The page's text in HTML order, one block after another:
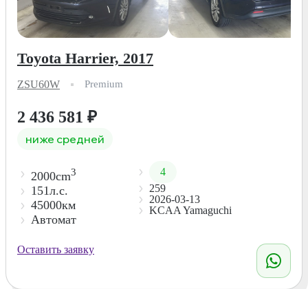
Toyota Harrier, 2017
ZSU60W Premium
2 436 581 ₽
ниже средней
2000cm3
151л.с.
45000км
Автомат
4
259
2026-03-13
KCAA Yamaguchi
Оставить заявку